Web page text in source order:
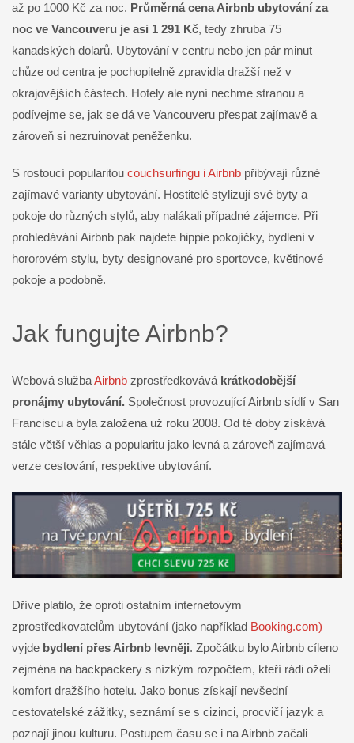
až po 1000 Kč za noc. Průměrná cena Airbnb ubytování za
noc ve Vancouveru je asi 1 291 Kč, tedy zhruba 75
kanadských dolarů. Ubytování v centru nebo jen pár minut
chůze od centra je pochopitelně zpravidla dražší než v
okrajovějších částech. Hotely ale nyní nechme stranou a
podívejme se, jak se dá ve Vancouveru přespat zajímavě a
zároveň si nezruinovat peněženku.
S rostoucí popularitou couchsurfingu i Airbnb přibývají různé
zajímavé varianty ubytování. Hostitelé stylizují své byty a
pokoje do různých stylů, aby nalákali případné zájemce. Při
prohledávání Airbnb pak najdete hippie pokojíčky, bydlení v
hororovém stylu, byty designované pro sportovce, květinové
pokoje a podobně.
Jak fungujte Airbnb?
Webová službaAirbnb zprostředkovává krátkodobější
pronájmy ubytování. Společnost provozující Airbnb sídlí v San
Franciscu a byla založena už roku 2008. Od té doby získává
stále větší věhlas a popularitu jako levná a zároveň zajímavá
verze cestování, respektive ubytování.
Dříve platilo, že oproti ostatním internetovým
zprostředkovatelům ubytování (jako například Booking.com)
vyjde bydlení přes Airbnb levněji. Zpočátku bylo Airbnb cíleno
zejména na backpackery s nízkým rozpočtem, kteří rádi oželí
komfort dražšího hotelu. Jako bonus získají nevšední
cestovatelské zážitky, seznámí se s cizinci, procvičí jazyk a
poznají jinou kulturu. Postupem času se i na Airbnb začali